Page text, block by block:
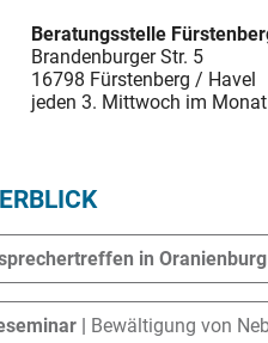
Beratungsstelle
Brandenburger Str. 5
16798 Fürstenberg / Havel
jeden 3. Mittwoch im
in Oranienburg
Sozialverein e.V.,
| Bewältigung von